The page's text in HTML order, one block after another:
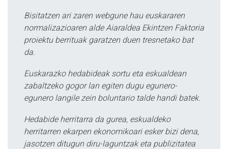
Bisitatzen ari zaren webgune hau euskararen
normalizazioaren alde Aiaraldea Ekintzen Faktoria
proiektu berrituak garatzen duen tresnetako bat
da.
Euskarazko hedabideak sortu eta eskualdean
zabaltzeko gogor lan egiten dugu egunero-
egunero langile zein boluntario talde handi batek.
Hedabide herritarra da gurea, eskualdeko
herritarren ekarpen ekonomikoari esker bizi dena,
jasotzen ditugun diru-laguntzak eta publizitatea